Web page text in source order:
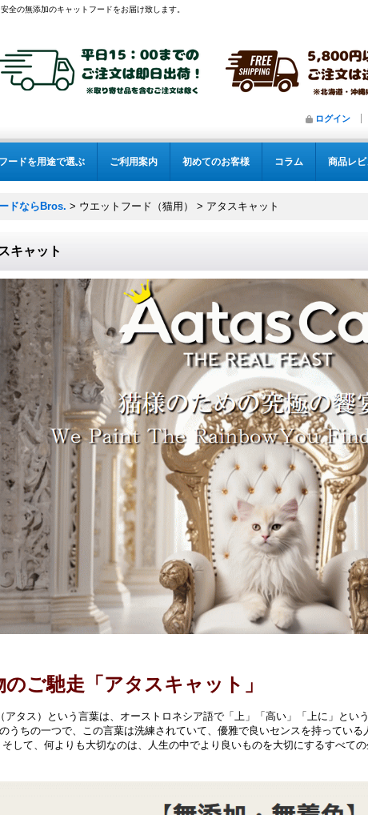
全の無添加のキャットフードをお届け致します。
ログイン
フードを用途で選ぶ ご利用案内 初めてのお客様 コラム 商品レ
ドならBros. > ウエットフード（猫用） > アタスキャット
キャット
のご馳走「アタスキャット」
アタス）という言葉は、オーストロネシア語で「上」「高い」「上に」とい
うちの一つで、この言葉は洗練されていて、優雅で良いセンスを持っている
そして、何よりも大切なのは、人生の中でより良いものを大切にするすべて